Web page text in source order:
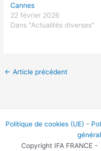
Cannes
22 février 2026
Dans "Actualités diverses"
← Article précédent
Politique de cookies (UE) -
Copyright IFA FRANCE -